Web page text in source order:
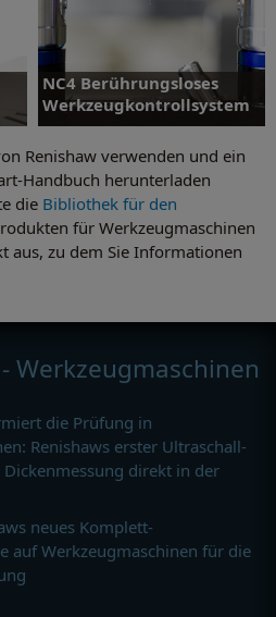
NC4 Berührungsloses
Werkzeugkontrollsystem
NC4 Berührungsloses
Werkzeugkontrollsystem
Renishaw verwenden und ein
Handbuch herunterladen
die Bibliothek für den
für Werkzeugmaschinen
aus, zu dem Sie Informationen
Werkzeugmaschinen
die Prüfung in
Renishaws erster Ultraschall-
direkt in der
neues Komplett-
auf Werkzeugmaschinen für die